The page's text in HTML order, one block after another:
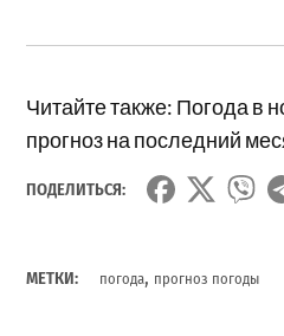
Читайте также: Погода в
прогноз на последний
ПОДЕЛИТЬСЯ:
МЕТКИ: погода, прогноз погоды